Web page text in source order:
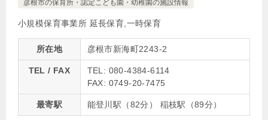
彦根市の保育所・認定こども園・幼稚園の施設情報
小規模保育事業所 延長保育,一時保育
所在地 彦根市新海町2243-2
TEL / FAX
TEL: 080-4384-6114
FAX: 0749-20-7475
最寄駅 能登川駅（82分） 稲枝駅（89分）